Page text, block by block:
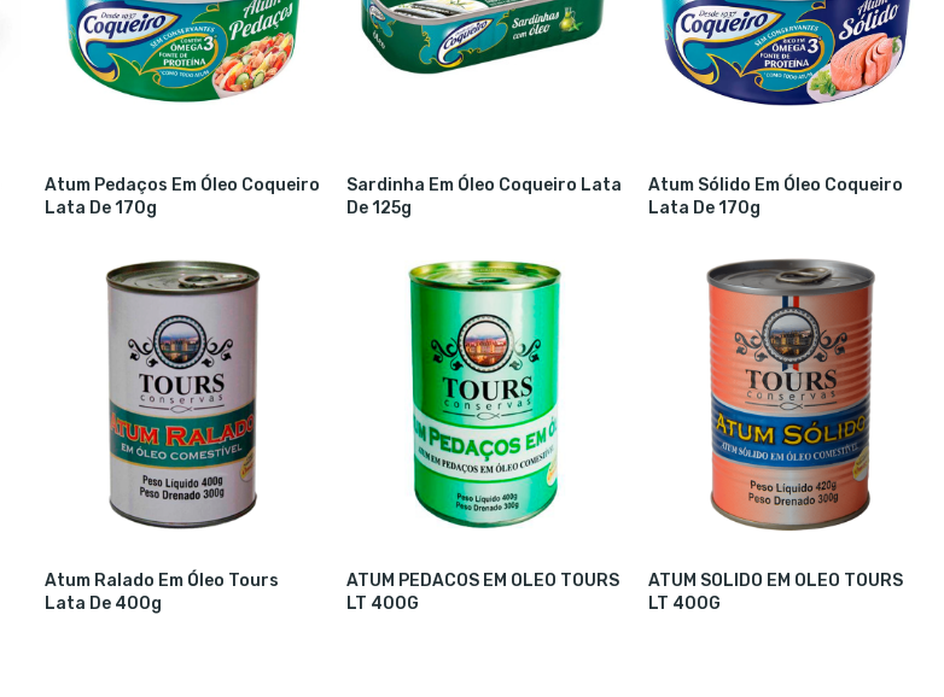
Atum Pedaços Em Óleo Coqueiro
Lata De 170g
Sardinha Em Óleo Coqueiro Lata
De 125g
Atum Sólido Em Óleo Coqueiro
Lata De 170g
Atum Ralado Em Óleo Tours
Lata De 400g
ATUM PEDACOS EM OLEO TOURS
LT 400G
ATUM SOLIDO EM OLEO TOURS
LT 400G